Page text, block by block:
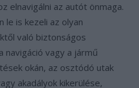
elnavigálni az autót önmaga.
le is kezeli az olyan
való biztonságos
navigáció vagy a jármű
okán, az osztódó utak
akadályok kikerülése,